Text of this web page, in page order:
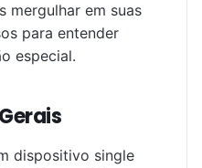
mergulhar em suas
para entender
especial.
dispositivo single